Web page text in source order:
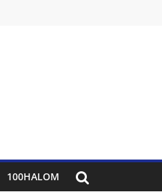
100HALOM